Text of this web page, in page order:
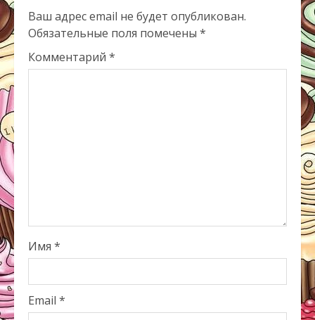
Ваш адрес email не будет опубликован.
Обязательные поля помечены *
Комментарий *
Имя *
Email *